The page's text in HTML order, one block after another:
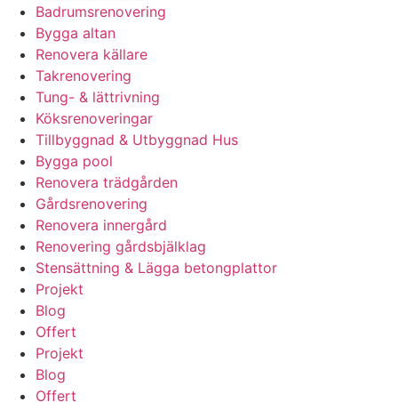
Badrumsrenovering
Bygga altan
Renovera källare
Takrenovering
Tung- & lättrivning
Köksrenoveringar
Tillbyggnad & Utbyggnad Hus
Bygga pool
Renovera trädgården
Gårdsrenovering
Renovera innergård
Renovering gårdsbjälklag
Stensättning & Lägga betongplattor
Projekt
Blog
Offert
Projekt
Blog
Offert